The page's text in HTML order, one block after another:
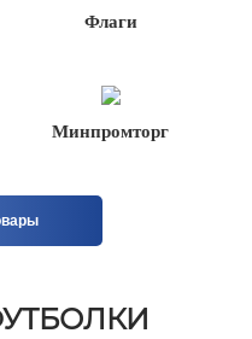
Флаги
Минпромторг